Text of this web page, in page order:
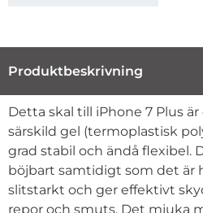
Produktbeskrivning
Detta skal till iPhone 7 Plus
särskild gel (termoplastisk
grad stabil och ändå flexibel.
böjbart samtidigt som det är
slitstarkt och ger effektivt
repor och smuts. Det mjuka